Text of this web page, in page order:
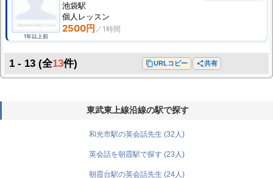
1年以上前
2500円
池袋駅
個人 レッスン
1 - 13 (全13件) content_copyURLコピー share共有
東武東上線沿線の駅で探す
和光市駅の英会話先生 (32人)
英会話を朝霞駅で探す (23人)
朝霞台駅の英会話先生 (24人)